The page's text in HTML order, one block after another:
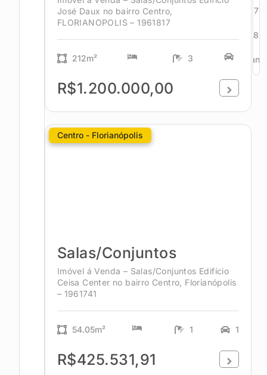
José Daux no bairro Centro,
FLORIANOPOLIS – 1961817
212m² 3
R$1.200.000,00
Centro - Florianópolis
Salas/Conjuntos
Imóvel á Venda – Salas/Conjuntos Edifício
Ceisa Center no bairro Centro, Florianópolis
– 1961741
54.05m² 1 1
R$425.531,91
7
8